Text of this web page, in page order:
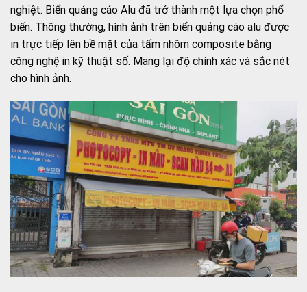
nghiệt. Biển quảng cáo Alu đã trở thành một lựa chọn phổ
biến. Thông thường, hình ảnh trên biển quảng cáo alu được
in trực tiếp lên bề mặt của tấm nhôm composite bằng
công nghệ in kỹ thuật số. Mang lại độ chính xác và sắc nét
cho hình ảnh.